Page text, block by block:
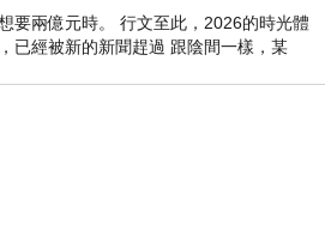
要兩億元時。 行文至此，2026的時光體
已經被新的新聞趕過 跟陰間一樣，某